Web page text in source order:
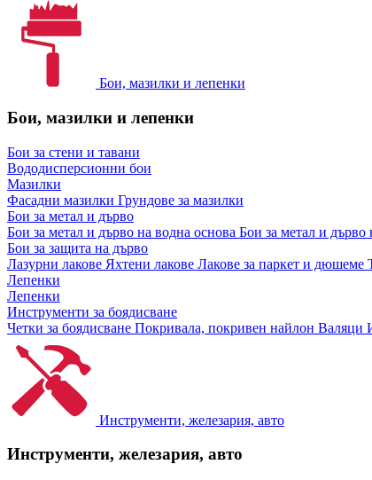
Бои, мазилки и лепенки
Бои, мазилки и лепенки
Бои за стени и тавани
Вододисперсионни бои
Мазилки
Фасадни мазилки Грундове за мазилки
Бои за метал и дърво
Бои за метал и дърво на водна основа Бои за метал и дърво
Бои за защита на дърво
Лазурни лакове Яхтени лакове Лакове за паркет и дюшеме
Лепенки
Лепенки
Инструменти за боядисване
Четки за боядисване Покривала, покривен найлон Валяци
Инструменти, железария, авто
Инструменти, железария, авто